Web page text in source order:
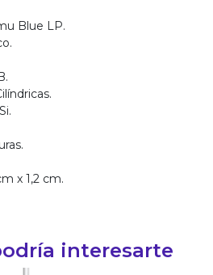
Blue LP.
x 1,2 cm.
interesarte